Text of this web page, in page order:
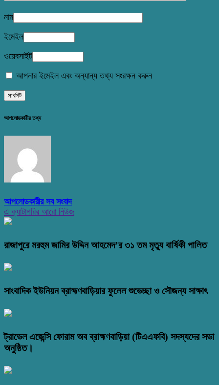
নাম
ইমেইল
ওয়েবসাইট
আপনার ইমেইল এবং অন্যান্য তথ্য সংরক্ষন করুন
আপলোডকারীর তথ্য
আপলোডকারীর সব সংবাদ
এ ক্যাটাগরির আরো নিউজ
রাজাপুরে মরহুম জামির উদ্দিন আহমেদ’র ৩১ তম মৃত্যু বার্ষিকী পালিত
সাংবাদিক ইউনিয়ন ব্রাহ্মণবাড়িয়ার ফুলেল শুভেচ্ছা ও সৌজন্য সাক্ষাৎ
ট্রাভেল এজেন্সি ফোরাম অব ব্রাহ্মণবাড়িয়া (টিএএফবি) সদস্যদের সভা
অনুষ্ঠিত।